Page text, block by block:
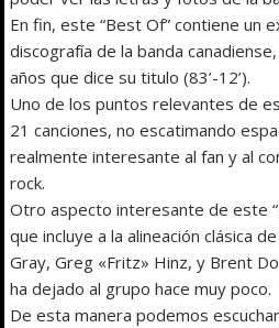
En fin, este “Best Of” contiene un
discografía de la banda
años que dice su titulo (83’-12’).
Uno de los puntos relevantes de
21 canciones, no escatimando
realmente interesante al fan y al
rock.
Otro aspecto interesante de este
que incluye a la alineación clásica
Gray, Greg «Fritz» Hinz, y Brent
ha dejado al grupo hace muy poco.
De esta manera podemos